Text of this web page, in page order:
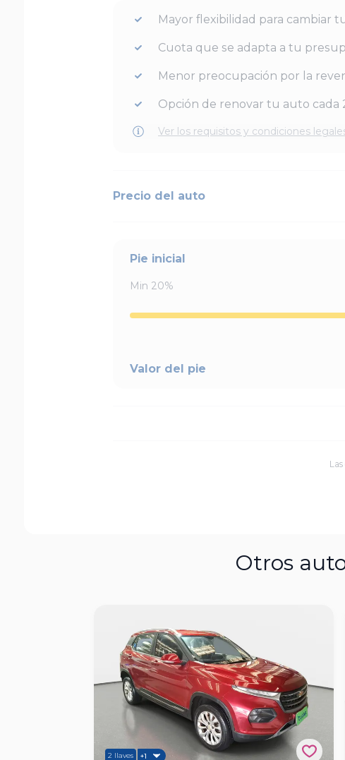
Mayor flexibilidad para cambiar
Cuota que se adapta a tu
Menor preocupación por la
Opción de renovar tu auto cada
Ver los requisitos y condiciones
Precio del auto
Pie inicial
Min 20%
Valor del pie
Otros
2 llaves +1